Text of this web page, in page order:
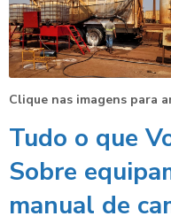
Clique nas imagens para
Tudo o que
Sobre
manual de